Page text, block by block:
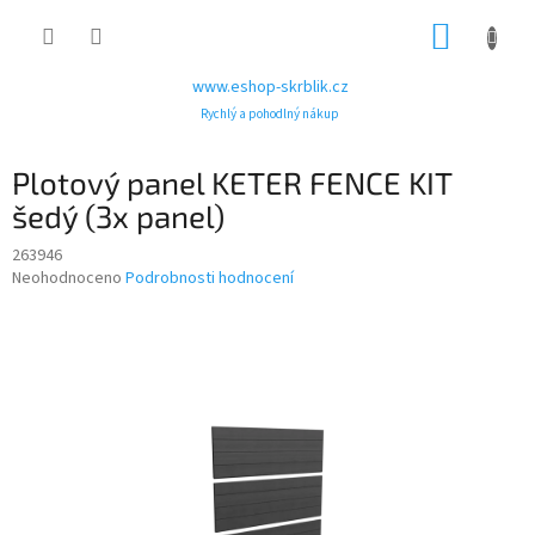
www.eshop-skrblik.cz
Rychlý a pohodlný nákup
Plotový panel KETER FENCE KIT
šedý (3x panel)
263946
Průměrné
Neohodnoceno Podrobnosti hodnocení